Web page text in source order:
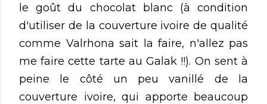
le goût du chocolat blanc (à condition
d'utiliser de la couverture ivoire de qualité
comme Valrhona sait la faire, n'allez pas
me faire cette tarte au Galak !!). On sent à
peine le côté un peu vanillé de la
couverture ivoire, qui apporte beaucoup